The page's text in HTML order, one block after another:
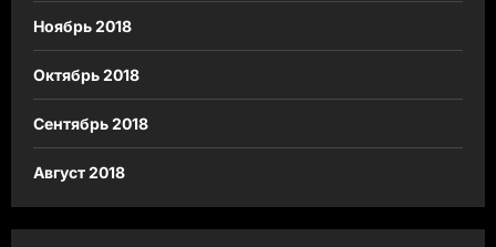
Ноябрь 2018
Октябрь 2018
Сентябрь 2018
Август 2018